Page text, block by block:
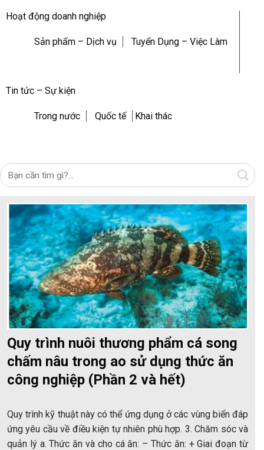
Hoạt động doanh nghiệp
Sản phẩm – Dịch vụ Tuyển Dụng – Việc Làm
Tin tức – Sự kiện
Trong nước Quốc tế Khai thác
Quy trình nuôi thương phẩm cá song
chấm nâu trong ao sử dụng thức ăn
công nghiệp (Phần 2 và hết)
Quy trình kỹ thuật này có thể ứng dụng ở các vùng biển đáp
ứng yêu cầu về điều kiện tự nhiên phù hợp. 3. Chăm sóc và
quản lý a. Thức ăn và cho cá ăn: – Thức ăn: + Giai đoạn từ